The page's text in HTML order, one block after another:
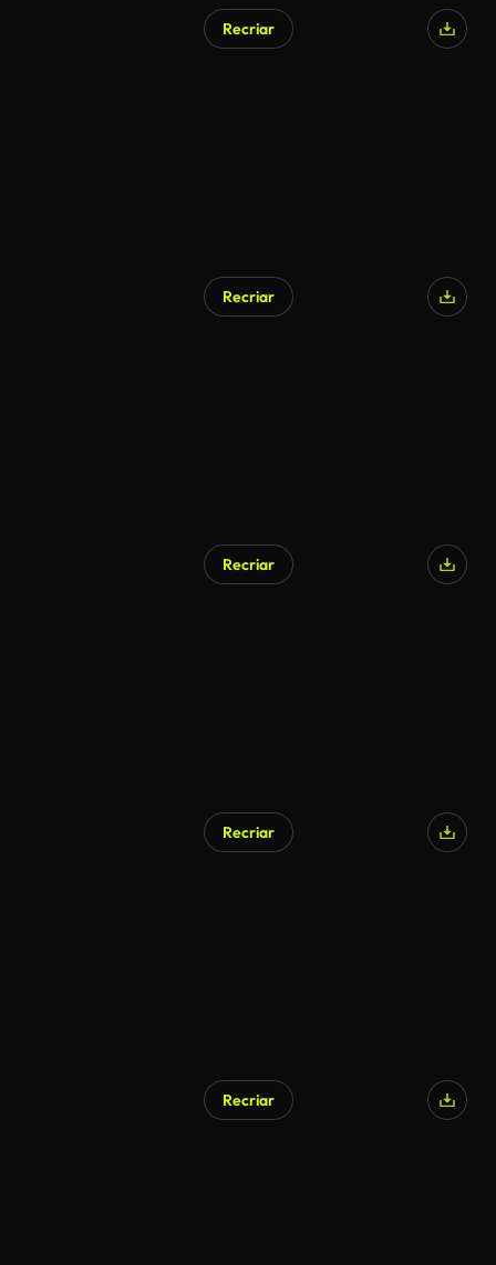
Recriar
Recriar
Recriar
Recriar
Recriar